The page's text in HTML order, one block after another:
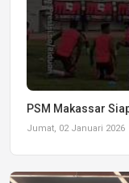
PSM Makassar
Jumat, 02 Januari 2026